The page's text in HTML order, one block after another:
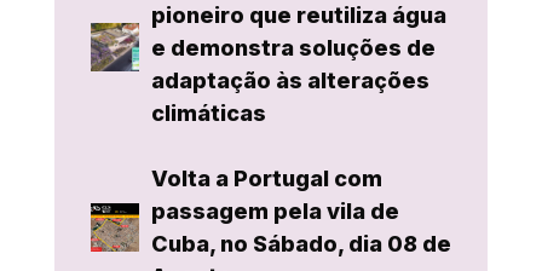
pioneiro que reutiliza água
e demonstra soluções de
adaptação às alterações
climáticas
Volta a Portugal com
passagem pela vila de
Cuba, no Sábado, dia 08 de